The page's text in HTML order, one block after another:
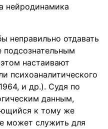
нейродинамика
неправильно отдавать
подсознательным
настаивают
психоаналитического
и др.). Судя по
данным,
к тому же
может служить для